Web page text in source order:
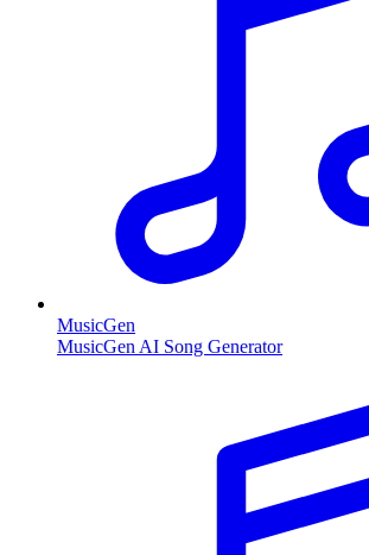
MusicGen
MusicGen AI Song Generator